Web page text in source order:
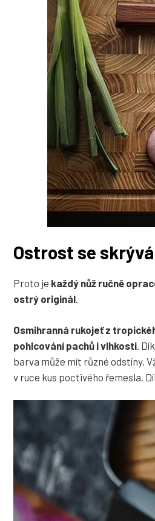
Ostrost se
Proto je každý nůž ručně
ostrý originál
Osmihranná rukojeť z
pohlcování pachů i vlhkosti .
barva může mít různé odstíny.
v ruce kus poctivého řemesla.